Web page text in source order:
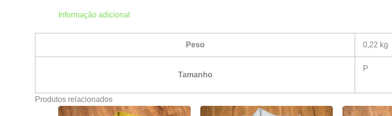
Informação adicional
Peso 0,22 kg
Tamanho
P
Produtos relacionados